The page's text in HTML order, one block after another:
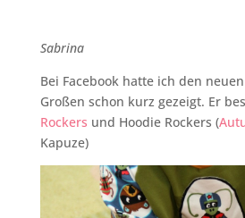
Sabrina
Bei Facebook hatte ich den
Großen schon kurz gezeigt. Er
Rockers und Hoodie Rockers (
Kapuze)